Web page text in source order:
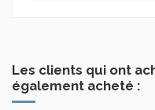
Les clients qui ont
également acheté :